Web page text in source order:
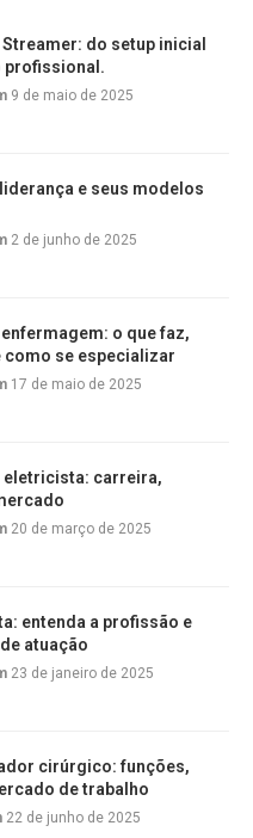
do setup inicial
profissional.
9 de maio de 2025
e seus modelos
2 de junho de 2025
o que faz,
como se especializar
17 de maio de 2025
eletricista: carreira,
20 de março de 2025
entenda a profissão e
atuação
23 de janeiro de 2025
cirúrgico: funções,
de trabalho
22 de junho de 2025